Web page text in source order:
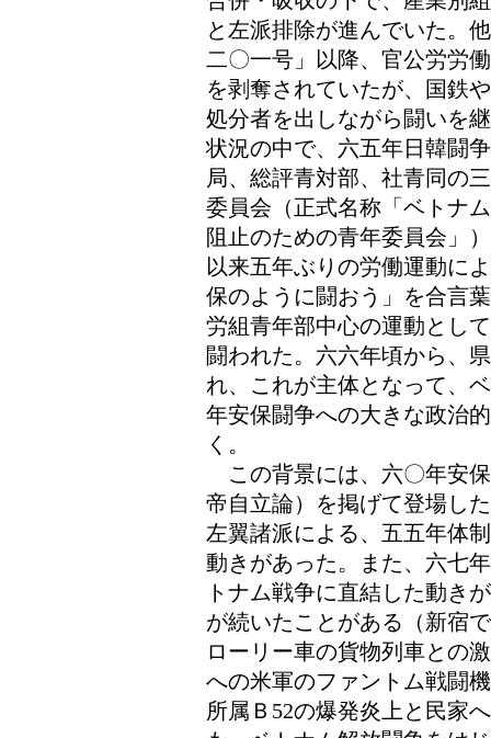
と左派排除が進んでいた。
二〇一号」以降、官公労労
を剥奪されていたが、国鉄
処分者を出しながら闘いを
状況の中で、六五年日韓闘
局、総評青対部、社青同の
委員会（正式名称「ベトナ
阻止のための青年委員会」
以来五年ぶりの労働運動に
保のように闘おう」を合言
労組青年部中心の運動とし
闘われた。六六年頃から、
れ、これが主体となって、
年安保闘争への大きな政治
く。
この背景には、六〇年安
帝自立論）を掲げて登場し
左翼諸派による、五五年体
動きがあった。また、六七
トナム戦争に直結した動き
が続いたことがある（新宿
ローリー車の貨物列車との
への米軍のファントム戦闘
所属Ｂ52の爆発炎上と民家